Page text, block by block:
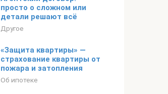
просто о сложном или
детали решают всё
Другое
«Защита квартиры» —
страхование квартиры от
пожара и затопления
Об ипотеке